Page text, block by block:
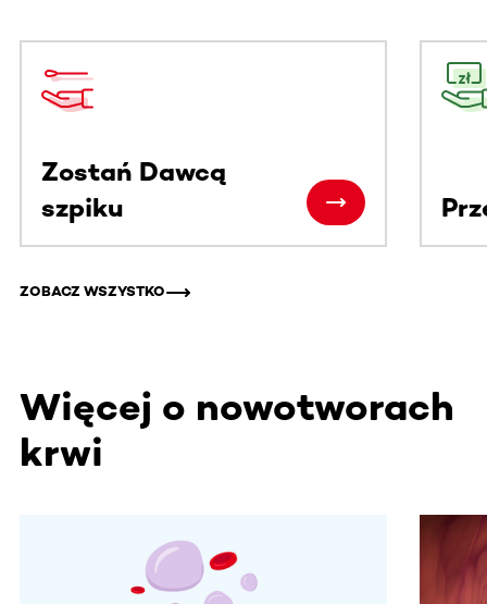
Zostań Dawcą
szpiku
ZOBACZ WSZYSTKO
Więcej o nowotworach
krwi
Ta sekcja zawiera treści przewijane w poziomie. Użyj